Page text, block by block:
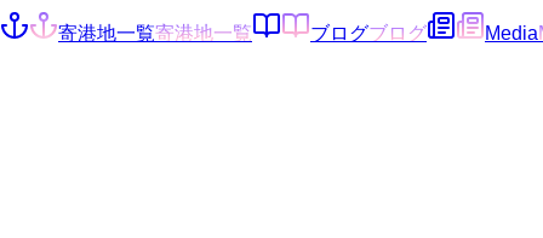
寄港地一覧寄港地一覧 ブログブログ Media